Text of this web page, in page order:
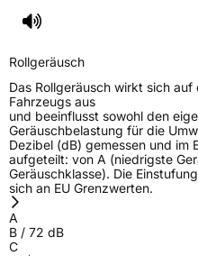
Fahrzeugklasse
3PMSF /
EPREL ID 1065572
Allgemeine
Herstellerkontakt
Qingdao
in der EU
Rollgeräusch
Das Rollgeräusch wirkt sich
Fahrzeugs aus
und beeinflusst sowohl den
Geräuschbelastung für die
Dezibel (dB) gemessen und im
aufgeteilt: von A (niedrigste
Geräuschklasse). Die
sich an EU Grenzwerten.
A
B / 72 dB
C